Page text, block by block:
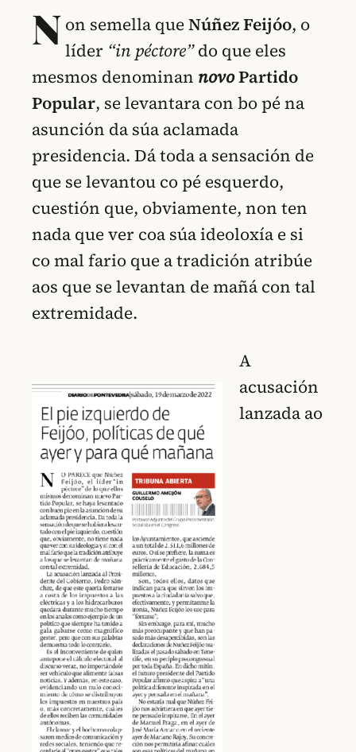
N on semella queNúñez Feijóo, o
líder “in péctore”do que eles
mesmos denominan novoPartido
Popular, se levantara con bo pé na
asunción da súa aclamada
presidencia. Dá toda a sensación de
que se levantou co pé esquerdo,
cuestión que, obviamente, non ten
nada que ver coa súa ideoloxía e si
co mal fario que a tradición atribúe
aos que se levantan de mañá con tal
extremidade.
A
acusación
lanzada ao